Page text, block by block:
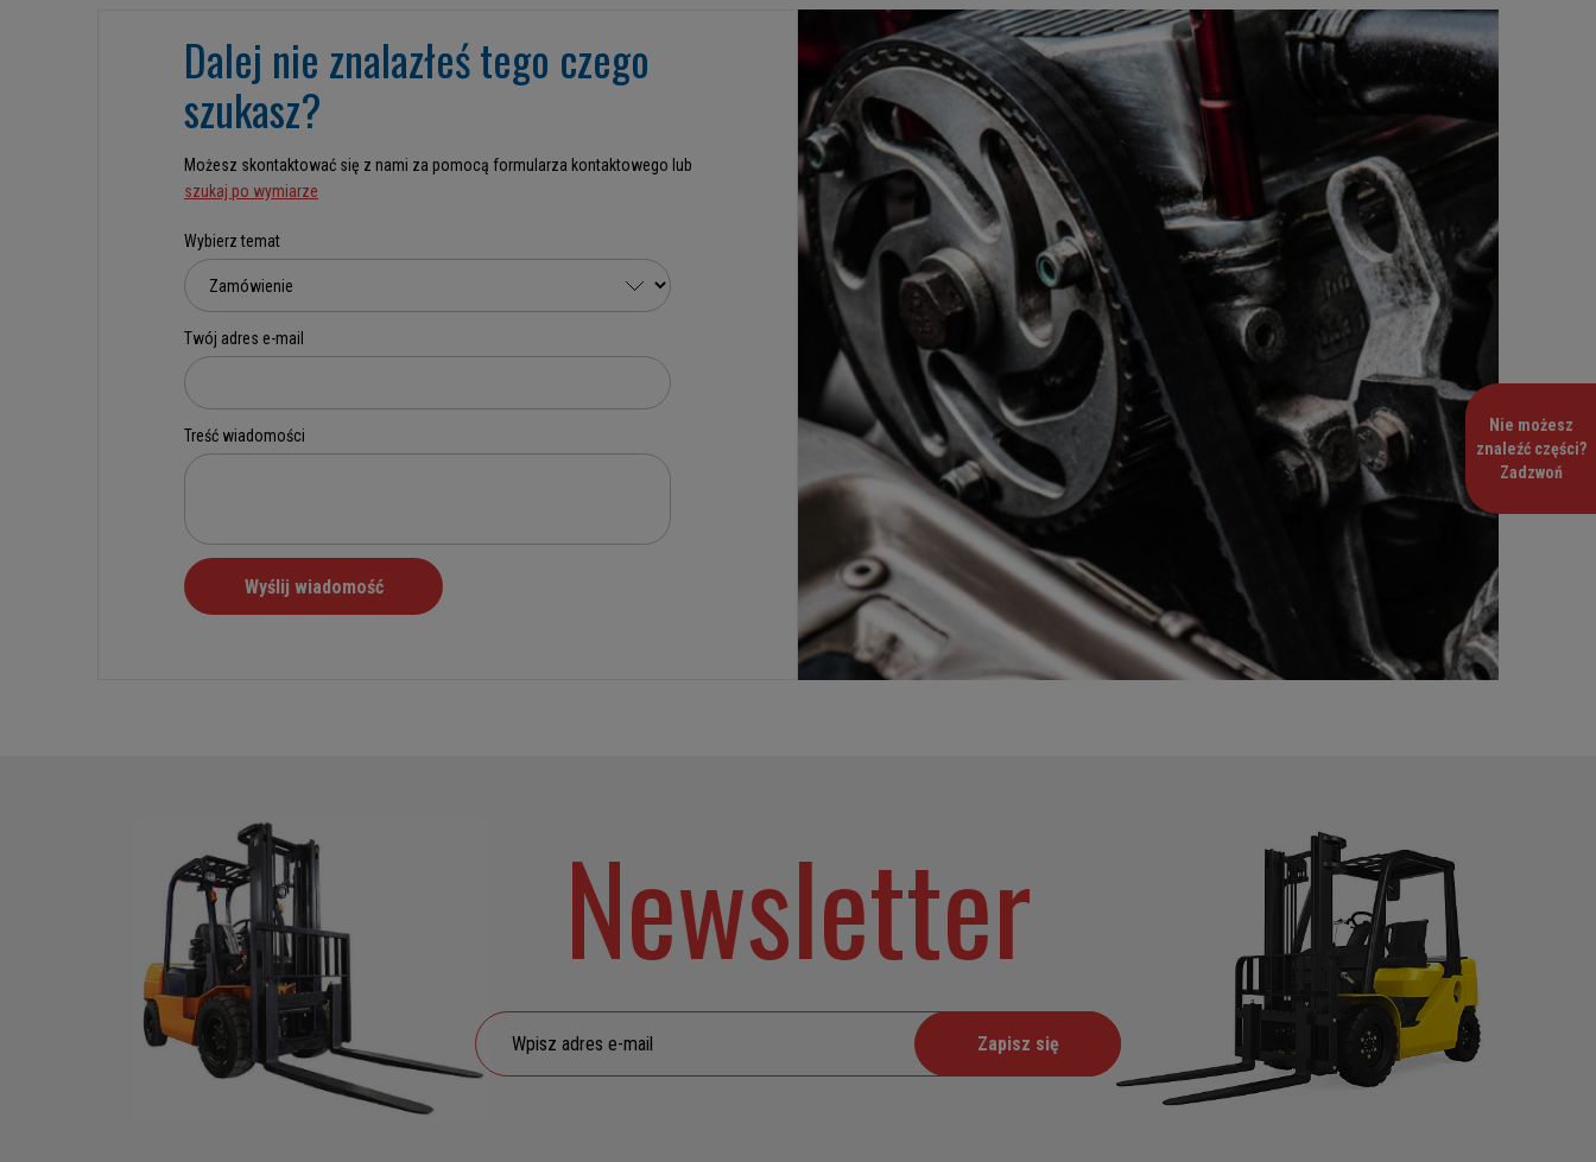
Dalej nie znalazłeś tego czego
szukasz?
Możesz skontaktować się z nami za pomocą formularza kontaktowego lub
szukaj po wymiarze
Newsletter
Zapisz się
Nie możesz
znaleźć części?
Zadzwoń